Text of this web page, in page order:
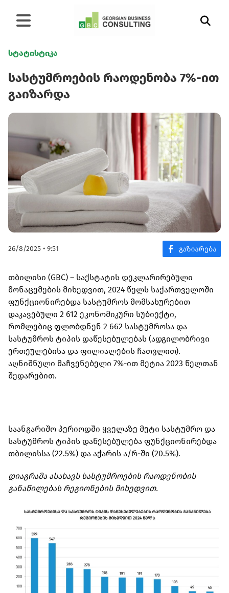
სტატისტიკა
სასტუმროების რაოდენობა 7%-ით
გაიზარდა
26/8/2025 • 9:51
თბილისი (GBC) – საქსტატის დეკლარირებული
მონაცემების მიხედვით, 2024 წელს საქართველოში
ფუნქციონირებდა სასტუმროს მომსახურებით
დაკავებული 2 612 ეკონომიკური სუბიექტი,
რომლებიც ფლობდნენ 2 662 სასტუმროსა და
სასტუმროს ტიპის დაწესებულებას (ადგილობრივი
ერთეულებისა და ფილიალების ჩათვლით).
აღნიშნული მაჩვენებელი 7%-ით მეტია 2023 წელთან
შედარებით.
საანგარიშო პერიოდში ყველაზე მეტი სასტუმრო და
სასტუმროს ტიპის დაწესებულება ფუნქციონირებდა
თბილისსა (22.5%) და აჭარის ა/რ-ში (20.5%).
დიაგრამა ასახავს სასტუმროების რაოდენობის
განაწილებას რეგიონების მიხედვით.